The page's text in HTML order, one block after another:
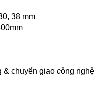
38 mm
& chuyển giao công nghệ